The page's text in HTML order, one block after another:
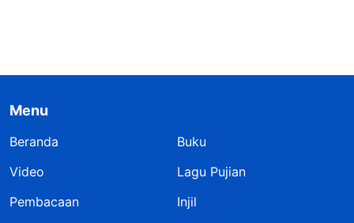
Menu
Beranda
Buku
Video
Lagu Pujian
Pembacaan
Injil